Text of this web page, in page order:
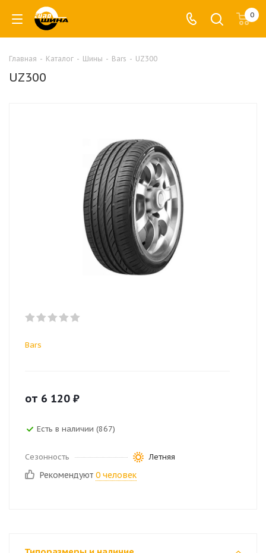
0
Главная - Каталог - Шины - Bars - UZ300
UZ300
Bars
от 6 120 ₽
Есть в наличии (867)
Сезонность Летняя
Рекомендуют 0 человек